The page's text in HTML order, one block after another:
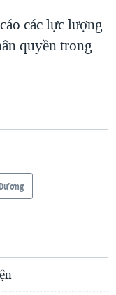
các lực lượng
quyền trong